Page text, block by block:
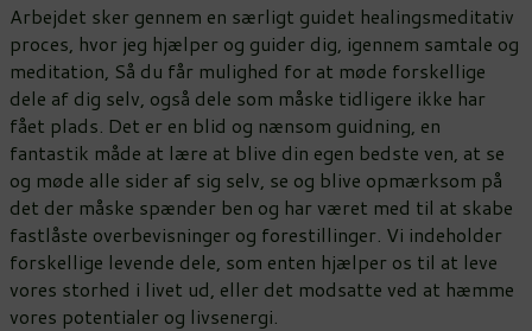
Arbejdet sker gennem en særligt guidet healingsmeditativ
proces, hvor jeg hjælper og guider dig, igennem samtale og
meditation, Så du får mulighed for at møde forskellige
dele af dig selv, også dele som måske tidligere ikke har
fået plads. Det er en blid og nænsom guidning, en
fantastik måde at lære at blive din egen bedste ven, at se
og møde alle sider af sig selv, se og blive opmærksom på
det der måske spænder ben og har været med til at skabe
fastlåste overbevisninger og forestillinger. Vi indeholder
forskellige levende dele, som enten hjælper os til at leve
vores storhed i livet ud, eller det modsatte ved at hæmme
vores potentialer og livsenergi.